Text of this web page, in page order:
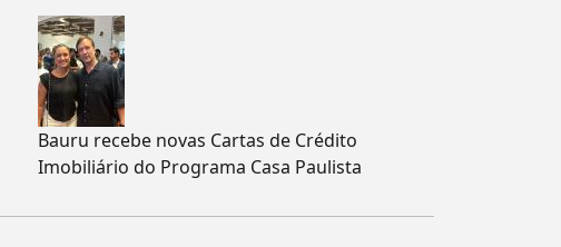
Bauru recebe novas Cartas de Crédito
Imobiliário do Programa Casa Paulista